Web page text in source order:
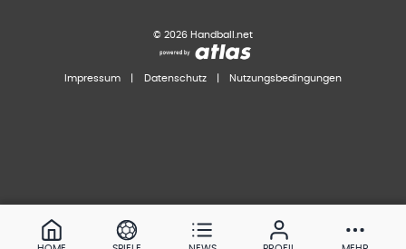
© 2026 Handball.net
Impressum Datenschutz Nutzungsbedingungen